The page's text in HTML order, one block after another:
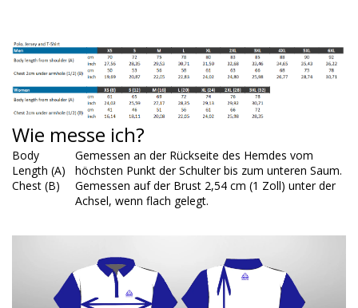
Wie messe ich?
Body
Length (A)
Gemessen an der Rückseite des Hemdes vom
höchsten Punkt der Schulter bis zum unteren Saum.
Chest (B)
Gemessen auf der Brust 2,54 cm (1 Zoll) unter der
Achsel, wenn flach gelegt.